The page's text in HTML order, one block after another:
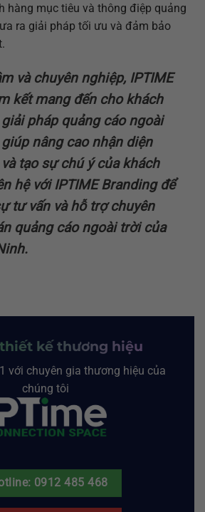
hàng mục tiêu và thông điệp quảng
ra giải pháp tối ưu và đảm bảo
và chuyên nghiệp, IPTIME
kết mang đến cho khách
pháp quảng cáo ngoài
nâng cao nhận diện
tạo sự chú ý của khách
hệ với IPTIME Branding để
tư vấn và hỗ trợ chuyên
quảng cáo ngoài trời của
kế thương hiệu
với chuyên gia thương hiệu của
chúng tôi
0912 485 468